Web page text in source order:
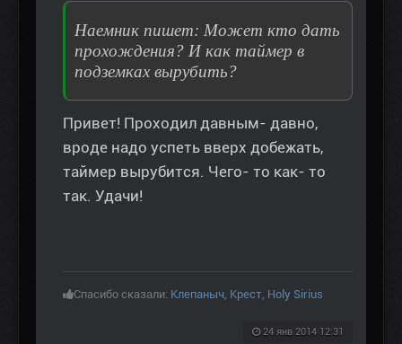
Наемник пишет: Может кто дать
прохождения? И как таймер в
подземках вырубить?
Привет! Проходил давным- давно,
вроде надо успеть вверх добежать,
таймер вырубится. Чего- то как- то
так. Удачи!
Спасибо сказали: Клепаныч, Крест, Holy Sirius
24 янв 2014 12:31